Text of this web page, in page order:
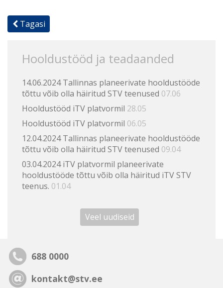
Tagasi
Hooldustööd ja teadaanded
14.06.2024 Tallinnas planeerivate hooldustööde
tõttu võib olla häiritud STV teenused 07.06
Hooldustööd iTV platvormil 28.05
Hooldustööd iTV platvormil 06.05
12.04.2024 Tallinnas planeerivate hooldustööde
tõttu võib olla häiritud STV teenused 09.04
03.04.2024 iTV platvormil planeerivate
hooldustööde tõttu võib olla häiritud iTV STV
teenus. 01.04
Veel uudiseid
688 0000
kontakt@stv.ee